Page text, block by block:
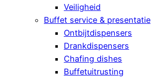
Veiligheid
Buffet service & presentatie
Ontbijtdispensers
Drankdispensers
Chafing dishes
Buffetuitrusting